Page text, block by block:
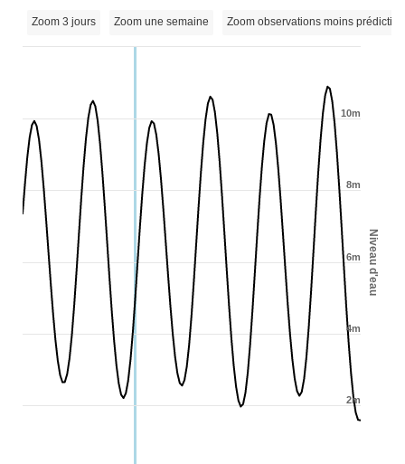
Niveau d'eau
2m
4m
6m
8m
10m
Zoom 3 jours Zoom une semaine Zoom observations moins